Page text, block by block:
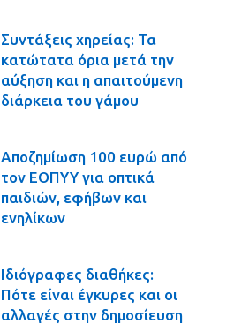
Συντάξεις χηρείας: Τα
κατώτατα όρια μετά την
αύξηση και η απαιτούμενη
διάρκεια του γάμου
Αποζημίωση 100 ευρώ από
τον ΕΟΠΥΥ για οπτικά
παιδιών, εφήβων και
ενηλίκων
Ιδιόγραφες διαθήκες:
Πότε είναι έγκυρες και οι
αλλαγές στην δημοσίευση